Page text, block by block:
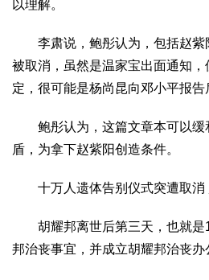
以理解。
李肃说，鲍彤认为，包括赵紫
被取消，虽然是温家宝出面通知
定，很可能是杨尚昆向邓小平报告
鲍彤认为，这篇文章本可以缓
盾，为拿下赵紫阳创造条件。
十万人遗体告别仪式突遭取消
胡耀邦离世后第三天，也就是
邦治丧事宜，并成立胡耀邦治丧